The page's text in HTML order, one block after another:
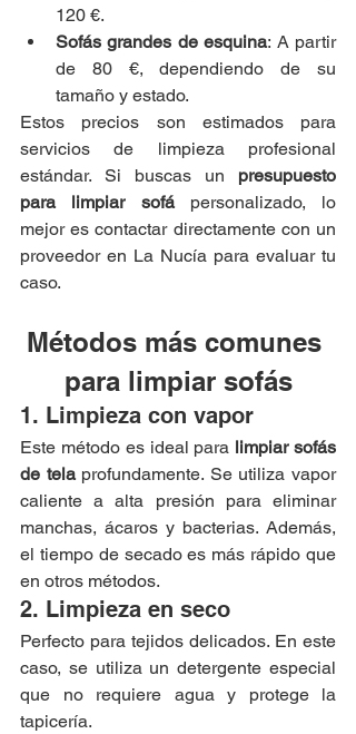
120 €.
Sofás grandes de esquina: A partir
de 80 €, dependiendo de su
tamaño y estado.
Estos precios son estimados para
servicios de limpieza profesional
estándar. Si buscas un presupuesto
para limpiar sofá personalizado, lo
mejor es contactar directamente con un
proveedor en La Nucía para evaluar tu
caso.
Métodos más comunes
para limpiar sofás
1. Limpieza con vapor
Este método es ideal para limpiar sofás
de tela profundamente. Se utiliza vapor
caliente a alta presión para eliminar
manchas, ácaros y bacterias. Además,
el tiempo de secado es más rápido que
en otros métodos.
2. Limpieza en seco
Perfecto para tejidos delicados. En este
caso, se utiliza un detergente especial
que no requiere agua y protege la
tapicería.